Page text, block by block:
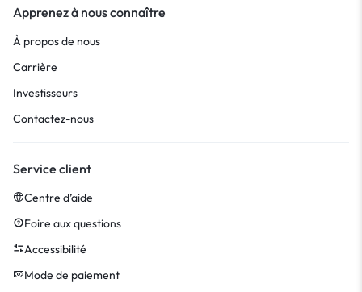
Apprenez à nous connaître
À propos de nous
Carrière
Investisseurs
Contactez-nous
Service client
Centre d’aide
Foire aux questions
Accessibilité
Mode de paiement